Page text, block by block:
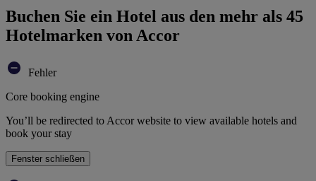
Buchen Sie ein Hotel aus den mehr als 45
Hotelmarken von Accor
Fehler
Core booking engine
You’ll be redirected to Accor website to view available hotels and
book your stay
Fenster schließen